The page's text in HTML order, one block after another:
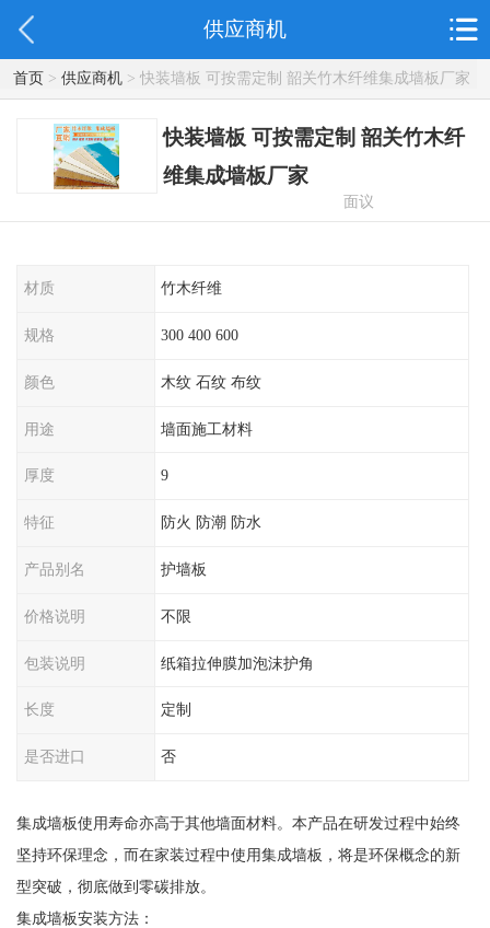
供应商机
首页> 供应商机> 快装墙板 可按需定制 韶关竹木纤维集成墙板厂家
快装墙板 可按需定制 韶关竹木纤
维集成墙板厂家
面议
材质 竹木纤维
规格 300 400 600
颜色 木纹 石纹 布纹
用途 墙面施工材料
厚度 9
特征 防火 防潮 防水
产品别名 护墙板
价格说明 不限
包装说明 纸箱拉伸膜加泡沫护角
长度 定制
是否进口 否
集成墙板使用寿命亦高于其他墙面材料。本产品在研发过程中始终
坚持环保理念，而在家装过程中使用集成墙板，将是环保概念的新
型突破，彻底做到零碳排放。
集成墙板安装方法：